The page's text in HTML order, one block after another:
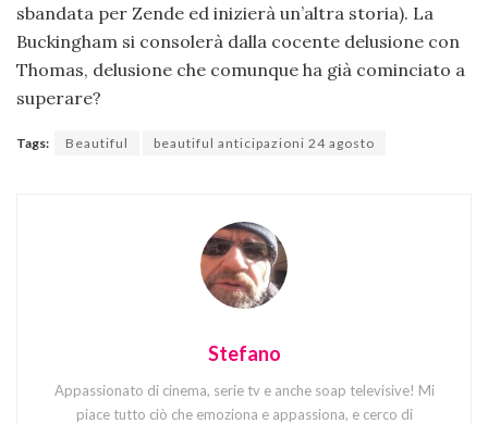
sbandata per Zende ed inizierà un’altra storia). La
Buckingham si consolerà dalla cocente delusione con
Thomas, delusione che comunque ha già cominciato a
superare?
Tags: Beautiful beautiful anticipazioni 24 agosto
Stefano
Appassionato di cinema, serie tv e anche soap televisive! Mi
piace tutto ciò che emoziona e appassiona, e cerco di